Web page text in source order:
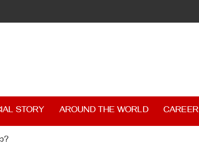
STORY AROUND THE WORLD CAREER